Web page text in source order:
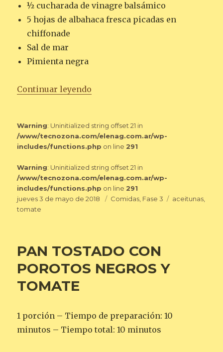
½ cucharada de vinagre balsámico
5 hojas de albahaca fresca picadas en
chiffonade
Sal de mar
Pimienta negra
Continuar leyendo
Warning: Uninitialized string offset 21 in
/www/tecnozona.com/elenag.com.ar/wp-
includes/functions.php on line 291
Warning: Uninitialized string offset 21 in
/www/tecnozona.com/elenag.com.ar/wp-
includes/functions.php on line 291
Publicado
el
jueves 3 de mayo de 2018 Categorías
Comidas, Fase 3 Etiquetas
aceitunas,
tomate
PAN TOSTADO CON
POROTOS NEGROS Y
TOMATE
1 porción – Tiempo de preparación: 10
minutos – Tiempo total: 10 minutos